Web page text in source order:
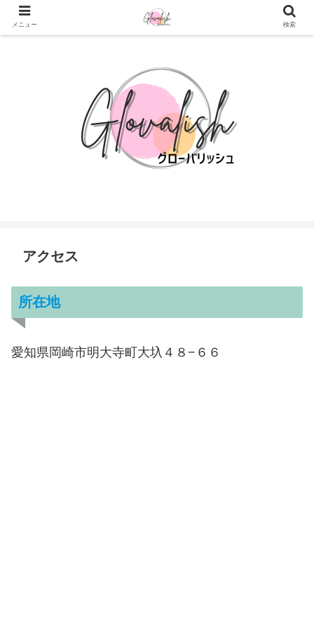
TOEIC®︎対策なら Glovalish
アクセス
所在地
愛知県岡崎市明大寺町大圦４８−６６
メニュー 検索